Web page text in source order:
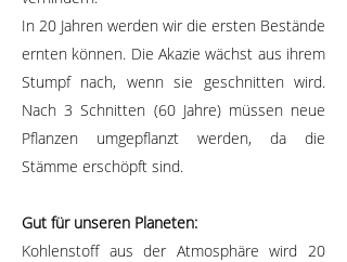
In 20 Jahren werden wir die ersten Bestände
ernten können. Die Akazie wächst aus ihrem
Stumpf nach, wenn sie geschnitten wird.
Nach 3 Schnitten (60 Jahre) müssen neue
Pflanzen umgepflanzt werden, da die
Stämme erschöpft sind.
Gut für unseren Planeten:
Kohlenstoff aus der Atmosphäre wird 20